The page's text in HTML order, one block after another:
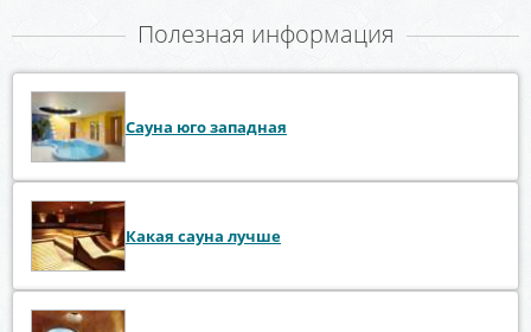
Полезная информация
Сауна юго западная
Какая сауна лучше